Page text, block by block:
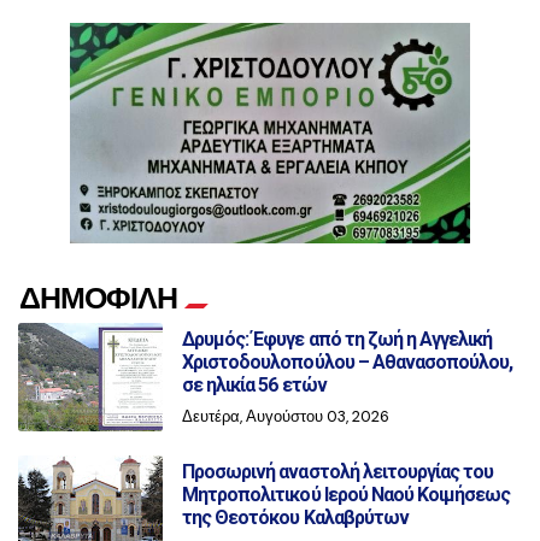
ΔΗΜΟΦΙΛΗ
Δρυμός: Έφυγε από τη ζωή η Αγγελική
Χριστοδουλοπούλου – Αθανασοπούλου,
σε ηλικία 56 ετών
Δευτέρα, Αυγούστου 03, 2026
Προσωρινή αναστολή λειτουργίας του
Μητροπολιτικού Ιερού Ναού Κοιμήσεως
της Θεοτόκου Καλαβρύτων